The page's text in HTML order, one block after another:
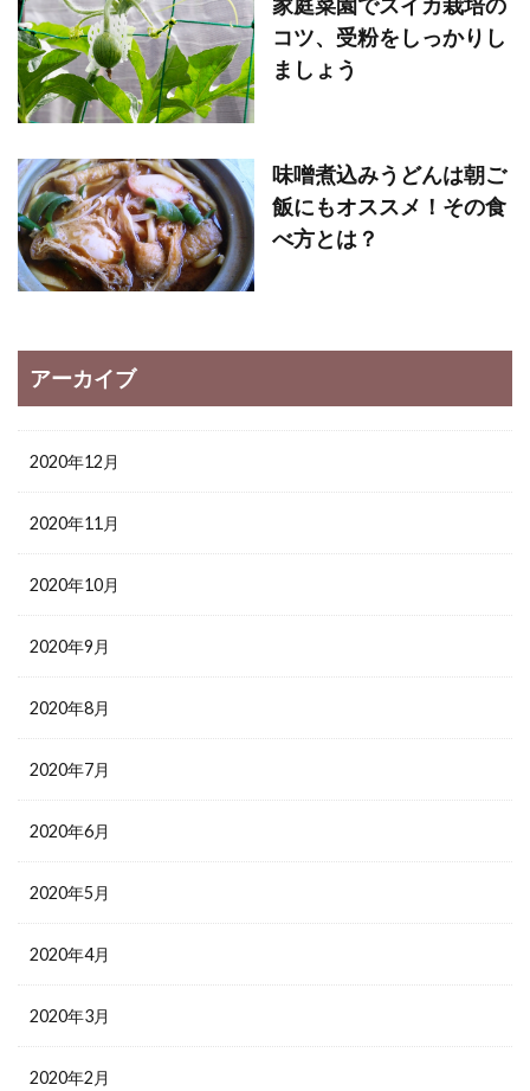
コツ、受粉をしっかりし
ましょう
味噌煮込みうどんは朝ご
飯にもオススメ！その食
べ方とは？
アーカイブ
2020年12月
2020年11月
2020年10月
2020年9月
2020年8月
2020年7月
2020年6月
2020年5月
2020年4月
2020年3月
2020年2月